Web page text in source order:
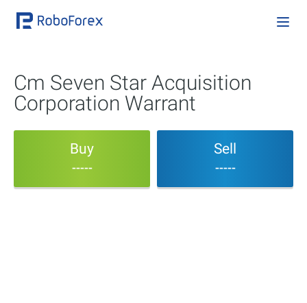
Cm Seven Star Acquisition
Corporation Warrant
Buy
-----
Sell
-----